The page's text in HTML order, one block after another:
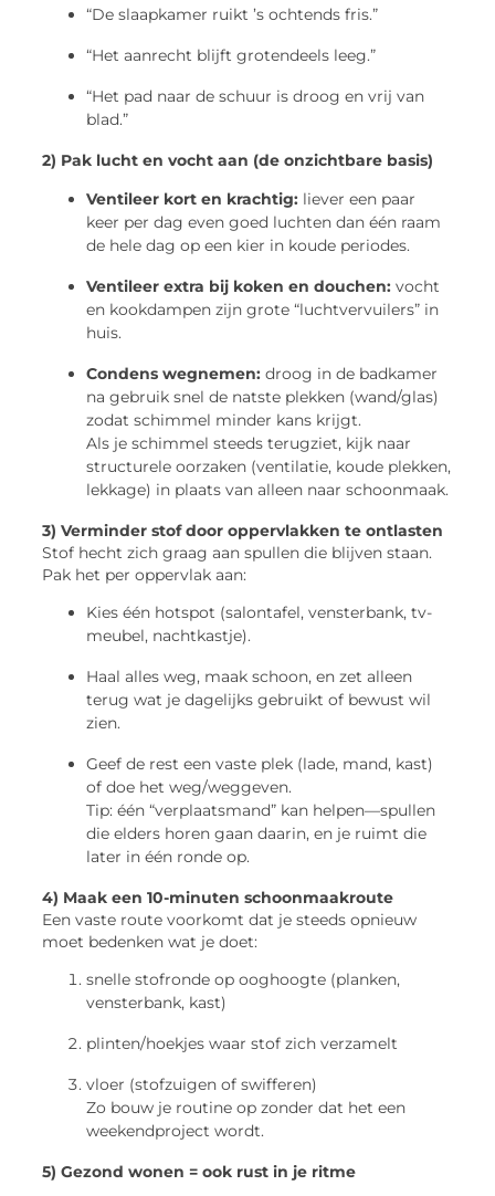
“De slaapkamer ruikt ’s ochtends fris.”
“Het aanrecht blijft grotendeels leeg.”
“Het pad naar de schuur is droog en vrij van
blad.”
2) Pak lucht en vocht aan (de onzichtbare basis)
Ventileer kort en krachtig: liever een paar
keer per dag even goed luchten dan één raam
de hele dag op een kier in koude periodes.
Ventileer extra bij koken en douchen: vocht
en kookdampen zijn grote “luchtvervuilers” in
huis.
Condens wegnemen: droog in de badkamer
na gebruik snel de natste plekken (wand/glas)
zodat schimmel minder kans krijgt.
Als je schimmel steeds terugziet, kijk naar
structurele oorzaken (ventilatie, koude plekken,
lekkage) in plaats van alleen naar schoonmaak.
3) Verminder stof door oppervlakken te ontlasten
Stof hecht zich graag aan spullen die blijven staan.
Pak het per oppervlak aan:
Kies één hotspot (salontafel, vensterbank, tv-
meubel, nachtkastje).
Haal alles weg, maak schoon, en zet alleen
terug wat je dagelijks gebruikt of bewust wil
zien.
Geef de rest een vaste plek (lade, mand, kast)
of doe het weg/weggeven.
Tip: één “verplaatsmand” kan helpen—spullen
die elders horen gaan daarin, en je ruimt die
later in één ronde op.
4) Maak een 10-minuten schoonmaakroute
Een vaste route voorkomt dat je steeds opnieuw
moet bedenken wat je doet:
snelle stofronde op ooghoogte (planken,
vensterbank, kast)
plinten/hoekjes waar stof zich verzamelt
vloer (stofzuigen of swifferen)
Zo bouw je routine op zonder dat het een
weekendproject wordt.
5) Gezond wonen = ook rust in je ritme